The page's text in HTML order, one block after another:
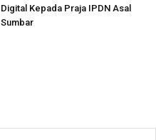
Digital Kepada Praja IPDN Asal
Sumbar